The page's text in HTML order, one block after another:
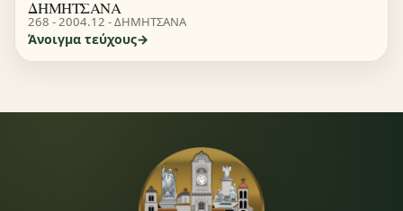
ΔΗΜΗΤΣΑΝΑ
268 - 2004.12 - ΔΗΜΗΤΣΑΝΑ
Άνοιγμα τεύχους